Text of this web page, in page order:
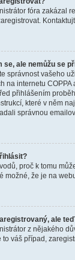
fóra zakázal
se, ale nemůžu se
správnost vašeho
na internetu
přihlášením
které v něm
správnou
proč k tomu
možné, že je na
ale
z nějakého
váš případ,